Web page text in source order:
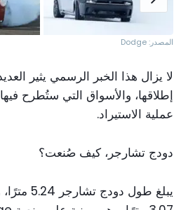
المصدر: Dodge
لا يزال هذا الخبر الرسمي يثير
عملية الاستيراد.
دودج تشارجر، كيف صُنعت؟